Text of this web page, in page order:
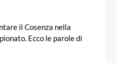
il Cosenza nella
Ecco le parole di